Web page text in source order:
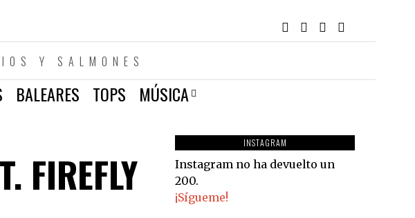
Y SALMONES
BALEARES TOPS
MÚSICA
FIREFLY
INSTAGRAM
Instagram no ha devuelto un
200.
¡Sígueme!